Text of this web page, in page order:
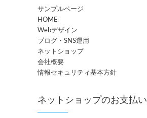
サンプルページ
HOME
Webデザイン
ブログ・SNS運用
ネットショップ
会社概要
情報セキュリティ基本方針
ネットショップのお支払い